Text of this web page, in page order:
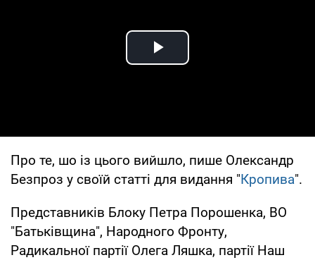
Play Video
Про те, шо із цього вийшло, пише Олександр
Безпроз у своїй статті для видання "Кропива".
Представників Блоку Петра Порошенка, ВО
"Батьківщина", Народного Фронту,
Радикальної партії Олега Ляшка, партії Наш